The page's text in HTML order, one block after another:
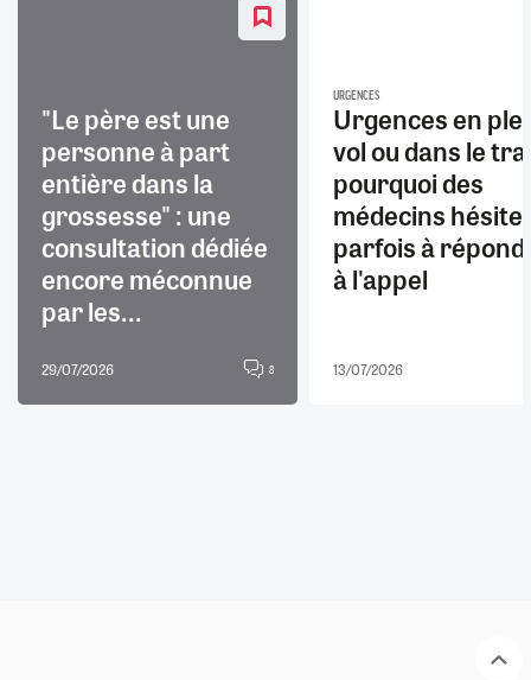
"Le père est une
personne à part
entière dans la
grossesse" : une
consultation dédiée
encore méconnue
par les...
29/07/2026 8
URGENCES
Urgences en
vol ou dans le
pourquoi des
médecins
parfois à
à l'appel
13/07/2026